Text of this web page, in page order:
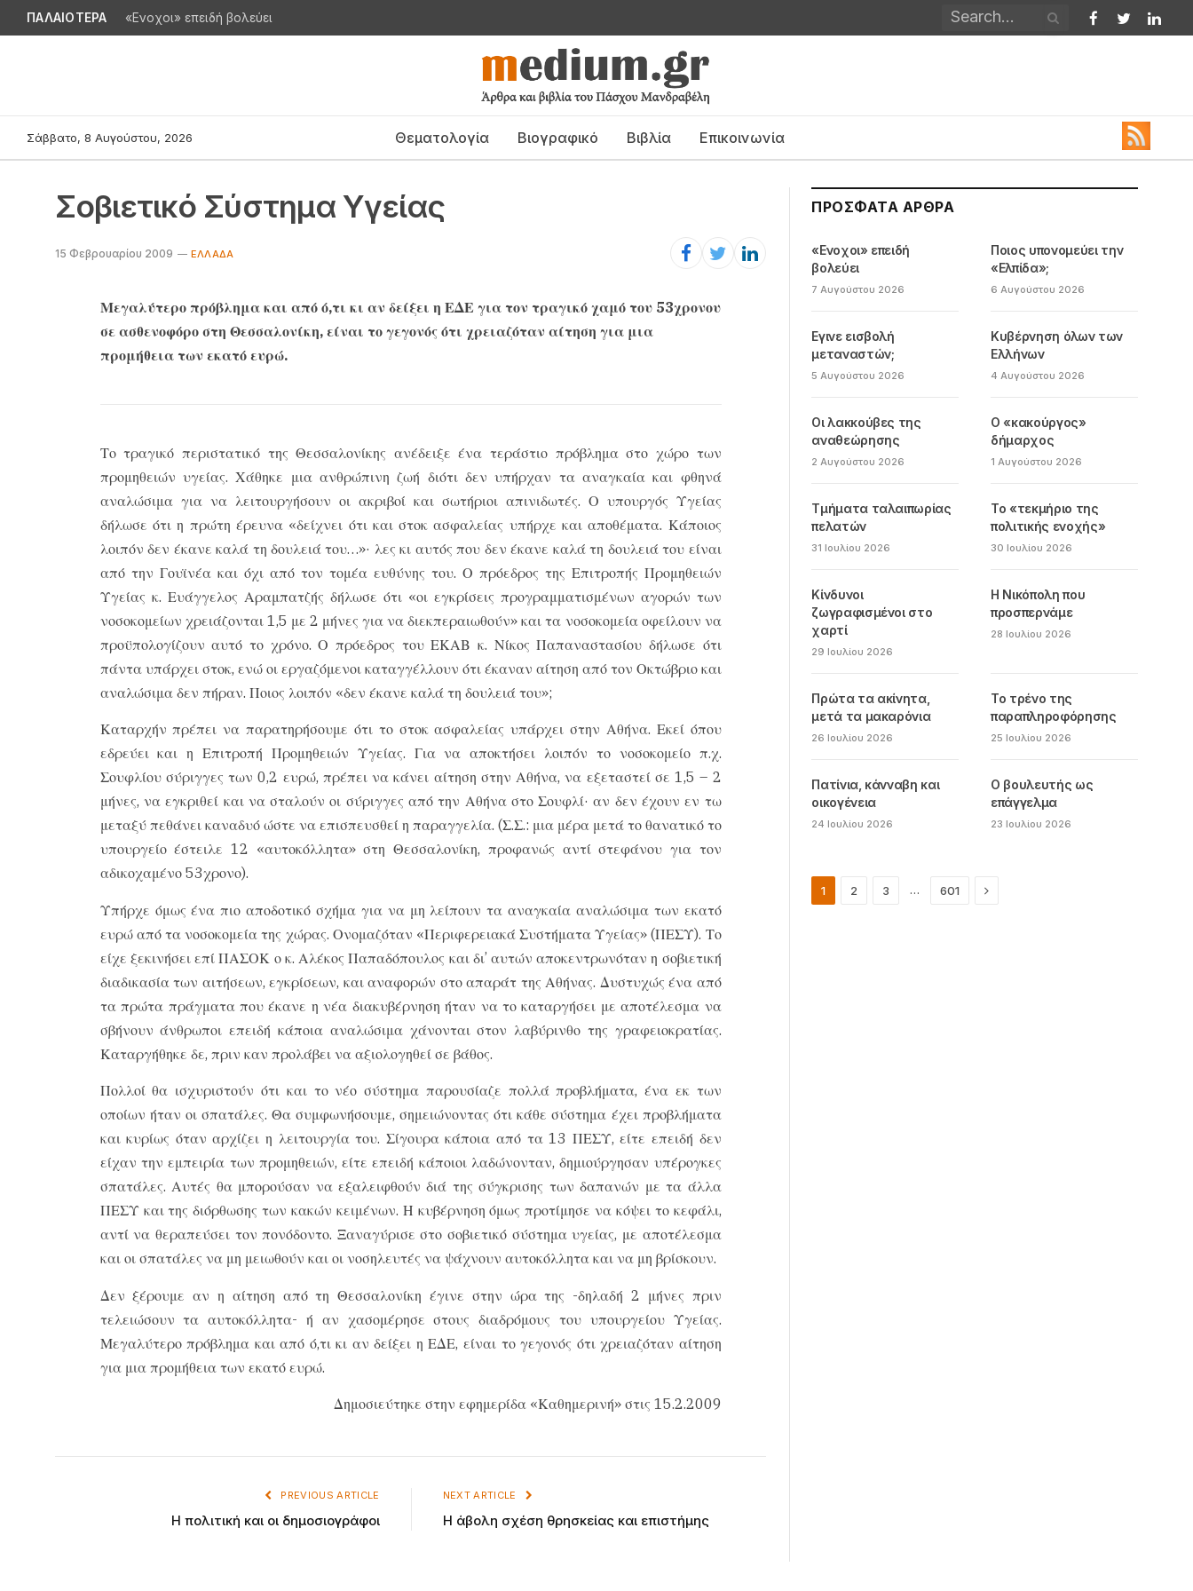
ΠΑΛΑΙΟΤΕΡΑ «Ενοχοι» επειδή βολεύει
Facebook
Twitter
Σάββατο, 8 Αυγούστου, 2026 Θεματολογία Βιογραφικό Βιβλία Επικοινωνία
Σοβιετικό Σύστημα Υγείας
15 Φεβρουαρίου 2009 ΕΛΛΆΔΑ
Μεγαλύτερο πρόβλημα και από ό,τι κι αν δείξει η ΕΔΕ για τον τραγικό χαμό του 53χρονου
σε ασθενοφόρο στη Θεσσαλονίκη, είναι το γεγονός ότι χρειαζόταν αίτηση για μια
προμήθεια των εκατό ευρώ.
Το τραγικό περιστατικό της Θεσσαλονίκης ανέδειξε ένα τεράστιο πρόβλημα στο χώρο των
προμηθειών υγείας. Χάθηκε μια ανθρώπινη ζωή διότι δεν υπήρχαν τα αναγκαία και φθηνά
αναλώσιμα για να λειτουργήσουν οι ακριβοί και σωτήριοι απινιδωτές. Ο υπουργός Υγείας
δήλωσε ότι η πρώτη έρευνα «δείχνει ότι και στοκ ασφαλείας υπήρχε και αποθέματα. Κάποιος
λοιπόν δεν έκανε καλά τη δουλειά του…»· λες κι αυτός που δεν έκανε καλά τη δουλειά του είναι
από την Γουϊνέα και όχι από τον τομέα ευθύνης του. Ο πρόεδρος της Επιτροπής Προμηθειών
Υγείας κ. Ευάγγελος Αραμπατζής δήλωσε ότι «οι εγκρίσεις προγραμματισμένων αγορών των
νοσοκομείων χρειάζονται 1,5 με 2 μήνες για να διεκπεραιωθούν» και τα νοσοκομεία οφείλουν να
προϋπολογίζουν αυτό το χρόνο. Ο πρόεδρος του ΕΚΑΒ κ. Νίκος Παπαναστασίου δήλωσε ότι
πάντα υπάρχει στοκ, ενώ οι εργαζόμενοι καταγγέλλουν ότι έκαναν αίτηση από τον Οκτώβριο και
αναλώσιμα δεν πήραν. Ποιος λοιπόν «δεν έκανε καλά τη δουλειά του»;
Καταρχήν πρέπει να παρατηρήσουμε ότι το στοκ ασφαλείας υπάρχει στην Αθήνα. Εκεί όπου
εδρεύει και η Επιτροπή Προμηθειών Υγείας. Για να αποκτήσει λοιπόν το νοσοκομείο π.χ.
Σουφλίου σύριγγες των 0,2 ευρώ, πρέπει να κάνει αίτηση στην Αθήνα, να εξεταστεί σε 1,5 – 2
μήνες, να εγκριθεί και να σταλούν οι σύριγγες από την Αθήνα στο Σουφλί· αν δεν έχουν εν τω
μεταξύ πεθάνει καναδυό ώστε να επισπευσθεί η παραγγελία. (Σ.Σ.: μια μέρα μετά το θανατικό το
υπουργείο έστειλε 12 «αυτοκόλλητα» στη Θεσσαλονίκη, προφανώς αντί στεφάνου για τον
αδικοχαμένο 53χρονο).
Υπήρχε όμως ένα πιο αποδοτικό σχήμα για να μη λείπουν τα αναγκαία αναλώσιμα των εκατό
ευρώ από τα νοσοκομεία της χώρας. Ονομαζόταν «Περιφερειακά Συστήματα Υγείας» (ΠΕΣΥ). Το
είχε ξεκινήσει επί ΠΑΣΟΚ ο κ. Αλέκος Παπαδόπουλος και δι’ αυτών αποκεντρωνόταν η σοβιετική
διαδικασία των αιτήσεων, εγκρίσεων, και αναφορών στο απαράτ της Αθήνας. Δυστυχώς ένα από
τα πρώτα πράγματα που έκανε η νέα διακυβέρνηση ήταν να το καταργήσει με αποτέλεσμα να
σβήνουν άνθρωποι επειδή κάποια αναλώσιμα χάνονται στον λαβύρινθο της γραφειοκρατίας.
Καταργήθηκε δε, πριν καν προλάβει να αξιολογηθεί σε βάθος.
Πολλοί θα ισχυριστούν ότι και το νέο σύστημα παρουσίαζε πολλά προβλήματα, ένα εκ των
οποίων ήταν οι σπατάλες. Θα συμφωνήσουμε, σημειώνοντας ότι κάθε σύστημα έχει προβλήματα
και κυρίως όταν αρχίζει η λειτουργία του. Σίγουρα κάποια από τα 13 ΠΕΣΥ, είτε επειδή δεν
είχαν την εμπειρία των προμηθειών, είτε επειδή κάποιοι λαδώνονταν, δημιούργησαν υπέρογκες
σπατάλες. Αυτές θα μπορούσαν να εξαλειφθούν διά της σύγκρισης των δαπανών με τα άλλα
ΠΕΣΥ και της διόρθωσης των κακών κειμένων. Η κυβέρνηση όμως προτίμησε να κόψει το κεφάλι,
αντί να θεραπεύσει τον πονόδοντο. Ξαναγύρισε στο σοβιετικό σύστημα υγείας, με αποτέλεσμα
και οι σπατάλες να μη μειωθούν και οι νοσηλευτές να ψάχνουν αυτοκόλλητα και να μη βρίσκουν.
Δεν ξέρουμε αν η αίτηση από τη Θεσσαλονίκη έγινε στην ώρα της -δηλαδή 2 μήνες πριν
τελειώσουν τα αυτοκόλλητα- ή αν χασομέρησε στους διαδρόμους του υπουργείου Υγείας.
Μεγαλύτερο πρόβλημα και από ό,τι κι αν δείξει η ΕΔΕ, είναι το γεγονός ότι χρειαζόταν αίτηση
για μια προμήθεια των εκατό ευρώ.
Δημοσιεύτηκε στην εφημερίδα «Καθημερινή» στις 15.2.2009
PREVIOUS ARTICLE
Η πολιτική και οι δημοσιογράφοι
NEXT ARTICLE
Η άβολη σχέση θρησκείας και επιστήμης
ΠΡΌΣΦΑΤΑ ΆΡΘΡΑ
«Ενοχοι» επειδή
βολεύει
7 Αυγούστου 2026
Ποιος υπονομεύει την
«Ελπίδα»;
6 Αυγούστου 2026
Εγινε εισβολή
μεταναστών;
5 Αυγούστου 2026
Κυβέρνηση όλων των
Ελλήνων
4 Αυγούστου 2026
Οι λακκούβες της
αναθεώρησης
2 Αυγούστου 2026
Ο «κακούργος»
δήμαρχος
1 Αυγούστου 2026
Τμήματα ταλαιπωρίας
πελατών
31 Ιουλίου 2026
Το «τεκμήριο της
πολιτικής ενοχής»
30 Ιουλίου 2026
Κίνδυνοι
ζωγραφισμένοι στο
χαρτί
29 Ιουλίου 2026
Η Νικόπολη που
προσπερνάμε
28 Ιουλίου 2026
Πρώτα τα ακίνητα,
μετά τα μακαρόνια
26 Ιουλίου 2026
Το τρένο της
παραπληροφόρησης
25 Ιουλίου 2026
Πατίνια, κάνναβη και
οικογένεια
24 Ιουλίου 2026
Ο βουλευτής ως
επάγγελμα
23 Ιουλίου 2026
1 2 3 … 601 Next